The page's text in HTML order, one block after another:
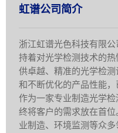
虹谱公司简介
浙江虹谱光色科技有限
持着对光学检测技术的
供卓越、精准的光学检
和不断优化的产品性能，
作为一家专业制造光学
终将客户的需求放在首
业制造、环境监测等众